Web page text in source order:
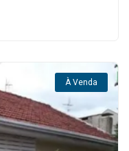
À Venda